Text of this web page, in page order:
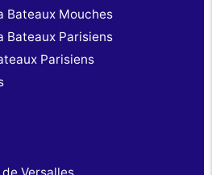
Bateaux Mouches
Bateaux Parisiens
Parisiens